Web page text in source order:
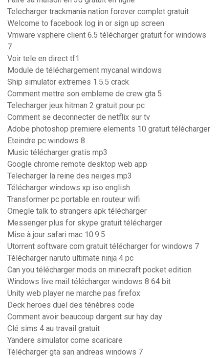
Telecharger trackmania nation forever complet gratuit
Welcome to facebook log in or sign up screen
Vmware vsphere client 6.5 télécharger gratuit for windows
7
Voir tele en direct tf1
Module de téléchargement mycanal windows
Ship simulator extremes 1.5.5 crack
Comment mettre son embleme de crew gta 5
Telecharger jeux hitman 2 gratuit pour pc
Comment se deconnecter de netflix sur tv
Adobe photoshop premiere elements 10 gratuit télécharger
Eteindre pc windows 8
Music télécharger gratis mp3
Google chrome remote desktop web app
Telecharger la reine des neiges mp3
Télécharger windows xp iso english
Transformer pc portable en routeur wifi
Omegle talk to strangers apk télécharger
Messenger plus for skype gratuit télécharger
Mise à jour safari mac 10.9.5
Utorrent software com gratuit télécharger for windows 7
Télécharger naruto ultimate ninja 4 pc
Can you télécharger mods on minecraft pocket edition
Windows live mail télécharger windows 8 64 bit
Unity web player ne marche pas firefox
Deck heroes duel des ténèbres code
Comment avoir beaucoup dargent sur hay day
Clé sims 4 au travail gratuit
Yandere simulator come scaricare
Télécharger gta san andreas windows 7